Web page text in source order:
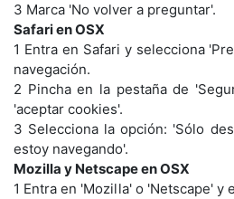
3 Marca 'No volver a preguntar'.
Safari en OSX
1 Entra en Safari y selecciona
navegación.
2 Pincha en la pestaña de
'aceptar cookies'.
3 Selecciona la opción: 'Sólo
estoy navegando'.
Mozilla y Netscape en OSX
1 Entra en 'Mozilla' o 'Netscape' y